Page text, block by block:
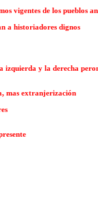
vigentes de los pueblos
a historiadores dignos
izquierda y la derecha
mas extranjerización